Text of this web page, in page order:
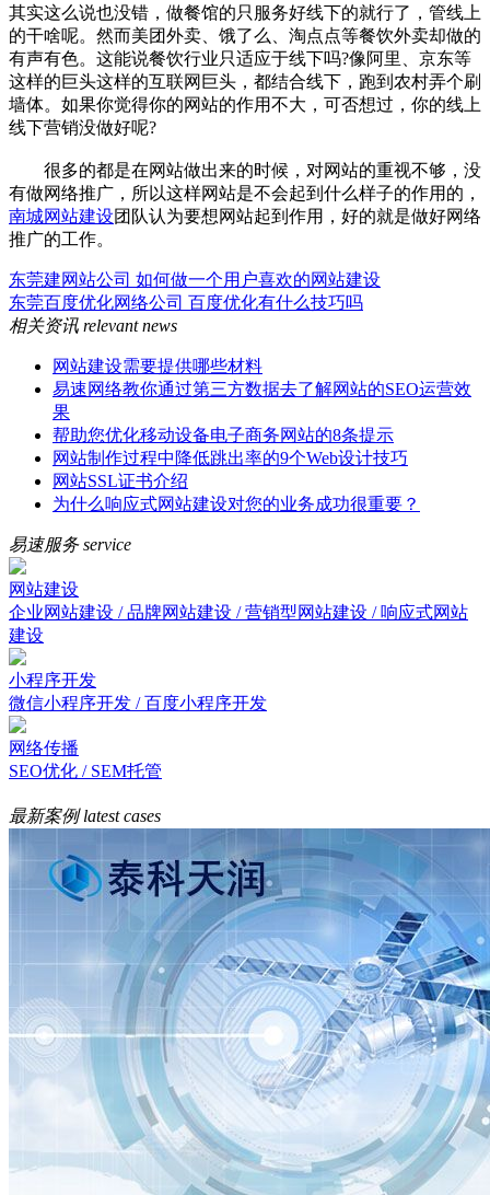
其实这么说也没错，做餐馆的只服务好线下的就行了，管线上
的干啥呢。然而美团外卖、饿了么、淘点点等餐饮外卖却做的
有声有色。这能说餐饮行业只适应于线下吗?像阿里、京东等
这样的巨头这样的互联网巨头，都结合线下，跑到农村弄个刷
墙体。如果你觉得你的网站的作用不大，可否想过，你的线上
线下营销没做好呢?
很多的都是在网站做出来的时候，对网站的重视不够，没
有做网络推广，所以这样网站是不会起到什么样子的作用的，
南城网站建设团队认为要想网站起到作用，好的就是做好网络
推广的工作。
东莞建网站公司 如何做一个用户喜欢的网站建设
东莞百度优化网络公司 百度优化有什么技巧吗
相关资讯 relevant news
网站建设需要提供哪些材料
易速网络教你通过第三方数据去了解网站的SEO运营效
果
帮助您优化移动设备电子商务网站的8条提示
网站制作过程中降低跳出率的9个Web设计技巧
网站SSL证书介绍
为什么响应式网站建设对您的业务成功很重要？
易速服务service
网站建设
企业网站建设 / 品牌网站建设 / 营销型网站建设 / 响应式网站
建设
小程序开发
微信小程序开发 / 百度小程序开发
网络传播
SEO优化 / SEM托管
最新案例latest cases